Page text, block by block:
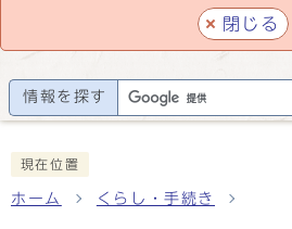
閉じる
情報を探す
現在位置
ホーム くらし・手続き